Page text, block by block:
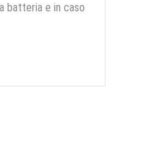
batteria e in caso